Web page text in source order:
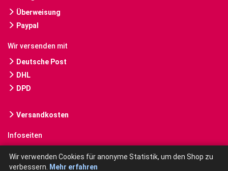
Überweisung
Paypal
Wir versenden mit
Deutsche Post
DHL
DPD
Versandkosten
Infoseiten
Wir verwenden Cookies für anonyme Statistik, um den Shop zu
verbessern.
Mehr erfahren